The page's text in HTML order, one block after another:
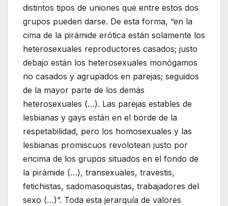
distintos tipos de uniones que entre estos dos
grupos pueden darse. De esta forma, “en la
cima de la pirámide erótica están solamente los
heterosexuales reproductores casados; justo
debajo están los heterosexuales monógamos
no casados y agrupados en parejas; seguidos
de la mayor parte de los demás
heterosexuales (…). Las parejas estables de
lesbianas y gays están en el borde de la
respetabilidad, pero los homosexuales y las
lesbianas promiscuos revolotean justo por
encima de los grupos situados en el fondo de
la pirámide (…), transexuales, travestis,
fetichistas, sadomasoquistas, trabajadores del
sexo (…)”. Toda esta jerarquía de valores